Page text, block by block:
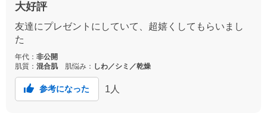
大好評
友達にプレゼントにしていて、超嬉くしてもらいまし
た
年代： 非公開
肌質： 混合肌 肌悩み： しわ／シミ／乾燥
参考になった 1 人